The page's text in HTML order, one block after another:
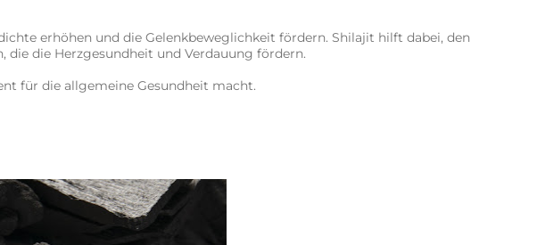
erhöhen und die Gelenkbeweglichkeit fördern. Shilajit hilft dabei, den
die Herzgesundheit und Verdauung fördern.
für die allgemeine Gesundheit macht.